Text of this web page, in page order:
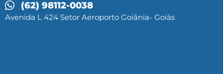
(62) 98112-0038
Avenida L 424 Setor Aeroporto Goiânia- Goiás